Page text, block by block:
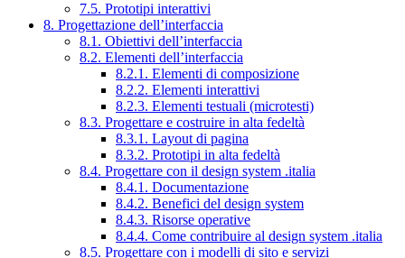
7.5. Prototipi interattivi
8. Progettazione dell’interfaccia
8.1. Obiettivi dell’interfaccia
8.2. Elementi dell’interfaccia
8.2.1. Elementi di composizione
8.2.2. Elementi interattivi
8.2.3. Elementi testuali (microtesti)
8.3. Progettare e costruire in alta fedeltà
8.3.1. Layout di pagina
8.3.2. Prototipi in alta fedeltà
8.4. Progettare con il design system .italia
8.4.1. Documentazione
8.4.2. Benefici del design system
8.4.3. Risorse operative
8.4.4. Come contribuire al design system .italia
8.5. Progettare con i modelli di sito e servizi